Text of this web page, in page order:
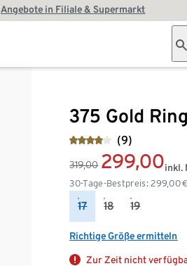
Angebote in Filiale & Supermarkt
375 Gold
(9)
319,00 299,00
30-Tage-Bestpreis: 299,00€
inkl.
17 18 19
Richtige Größe ermitteln
Zur Zeit nicht